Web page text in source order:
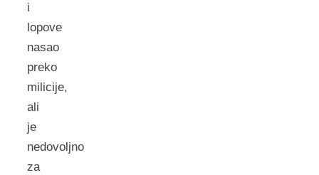
i
lopove
nasao
preko
milicije,
ali
je
nedovoljno
za